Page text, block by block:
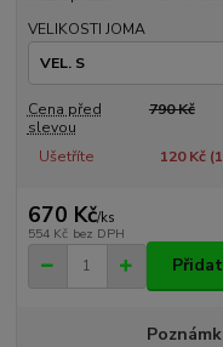
VELIKOSTI JOMA
Cena před
slevou
790 Kč
Ušetříte 120 Kč (
670 Kč/ks
554 Kč bez DPH